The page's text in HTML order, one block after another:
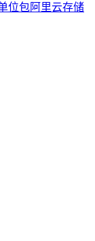
位包阿里云存储